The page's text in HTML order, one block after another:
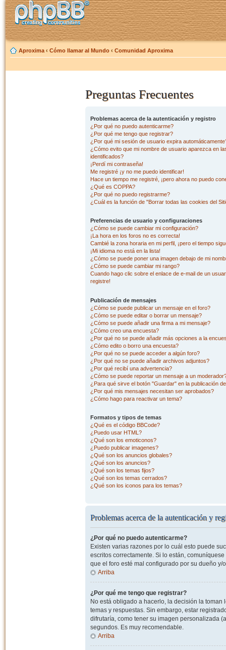
Aproxima ‹ Cómo llamar al Mundo ‹ Comunidad Aproxima
Preguntas Frecuentes
Problemas acerca de la autenticación y registro
¿Por qué no puedo autenticarme?
¿Por qué me tengo que registrar?
¿Por qué mi sesión de usuario expira
¿Cómo evito que mi nombre de usuario aparezca en
identificados?
¡Perdí mi contraseña!
Me registré ¡y no me puedo identificar!
Hace un tiempo me registré, ¡pero ahora no puedo
¿Qué es COPPA?
¿Por qué no puedo registrarme?
¿Cuál es la función de "Borrar todas las cookies del
Preferencias de usuario y configuraciones
¿Cómo se puede cambiar mi configuración?
¡La hora en los foros no es correcta!
Cambié la zona horaria en mi perfil, ¡pero el tiempo
¡Mi idioma no está en la lista!
¿Cómo se puede poner una imagen debajo de mi
¿Cómo se puede cambiar mi rango?
Cuando hago clic sobre el enlace de e-mail de un
registre!
Publicación de mensajes
¿Cómo se puede publicar un mensaje en el foro?
¿Cómo se puede editar o borrar un mensaje?
¿Cómo se puede añadir una firma a mi mensaje?
¿Cómo creo una encuesta?
¿Por qué no se puede añadir más opciones a la
¿Cómo edito o borro una encuesta?
¿Por qué no se puede acceder a algún foro?
¿Por qué no se puede añadir archivos adjuntos?
¿Por qué recibí una advertencia?
¿Cómo se puede reportar un mensaje a un
¿Para qué sirve el botón "Guardar" en la publicación
¿Por qué mis mensajes necesitan ser aprobados?
¿Cómo hago para reactivar un tema?
Formatos y tipos de temas
¿Qué es el código BBCode?
¿Puedo usar HTML?
¿Qué son los emoticonos?
¿Puedo publicar imagenes?
¿Qué son los anuncios globales?
¿Qué son los anuncios?
¿Qué son los temas fijos?
¿Qué son los temas cerrados?
¿Qué son los iconos para los temas?
Problemas acerca de la autenticación y
¿Por qué no puedo autenticarme?
Existen varias razones por lo cuál esto puede
escritos correctamente. Si lo están,
que el foro esté mal configurado por su dueño
Arriba
¿Por qué me tengo que registrar?
No está obligado a hacerlo, la decisión la
temas y respuestas. Sin embargo, estar
difrutaría, como tener su imagen personalizada
segundos. Es muy recomendable.
Arriba